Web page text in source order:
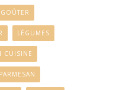
GOÛTER
LÉGUMES
CUISINE
PARMESAN